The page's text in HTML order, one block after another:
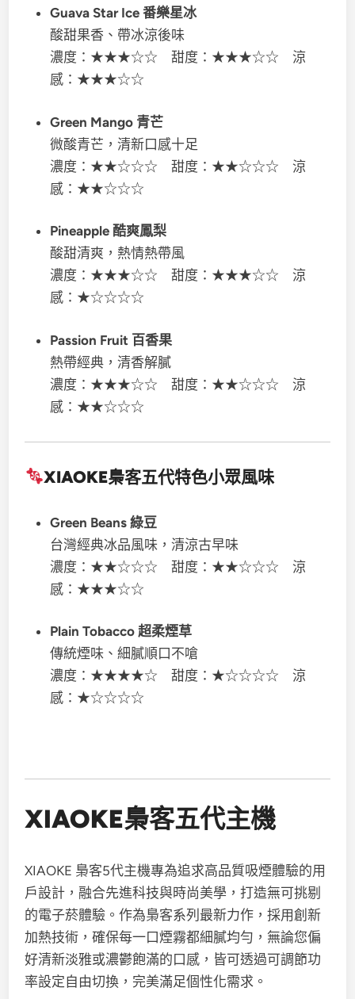
Guava Star Ice 番樂星冰
酸甜果香、帶冰涼後味
濃度：★★★☆☆ 甜度：★★★☆☆ 涼
感：★★★☆☆
Green Mango 青芒
微酸青芒，清新口感十足
濃度：★★☆☆☆ 甜度：★★☆☆☆ 涼
感：★★☆☆☆
Pineapple 酷爽鳳梨
酸甜清爽，熱情熱帶風
濃度：★★★☆☆ 甜度：★★★☆☆ 涼
感：★☆☆☆☆
Passion Fruit 百香果
熱帶經典，清香解膩
濃度：★★★☆☆ 甜度：★★☆☆☆ 涼
感：★★☆☆☆
XIAOKE梟客五代特色小眾風味
Green Beans 綠豆
台灣經典冰品風味，清涼古早味
濃度：★★☆☆☆ 甜度：★★☆☆☆ 涼
感：★★★☆☆
Plain Tobacco 超柔煙草
傳統煙味、細膩順口不嗆
濃度：★★★★☆ 甜度：★☆☆☆☆ 涼
感：★☆☆☆☆
XIAOKE梟客五代主機
XIAOKE 梟客5代主機專為追求高品質吸煙體驗的用
戶設計，融合先進科技與時尚美學，打造無可挑剔
的電子菸體驗。作為梟客系列最新力作，採用創新
加熱技術，確保每一口煙霧都細膩均勻，無論您偏
好清新淡雅或濃鬱飽滿的口感，皆可透過可調節功
率設定自由切換，完美滿足個性化需求。